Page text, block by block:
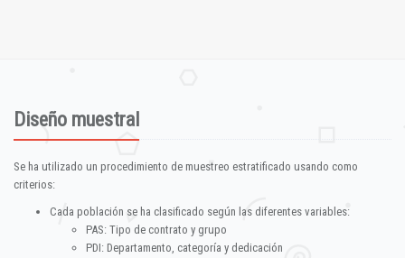
Diseño muestral
Se ha utilizado un procedimiento de muestreo estratificado usando como
criterios:
Cada población se ha clasificado según las diferentes variables:
PAS: Tipo de contrato y grupo
PDI: Departamento, categoría y dedicación